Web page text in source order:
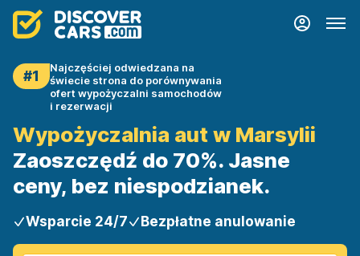
#1
Najczęściej odwiedzana na
świecie strona do porównywania
ofert wypożyczalni samochodów
i rezerwacji
Wypożyczalnia aut w Marsylii
Zaoszczędź do 70%. Jasne
ceny, bez niespodzianek.
Wsparcie 24/7 Bezpłatne anulowanie